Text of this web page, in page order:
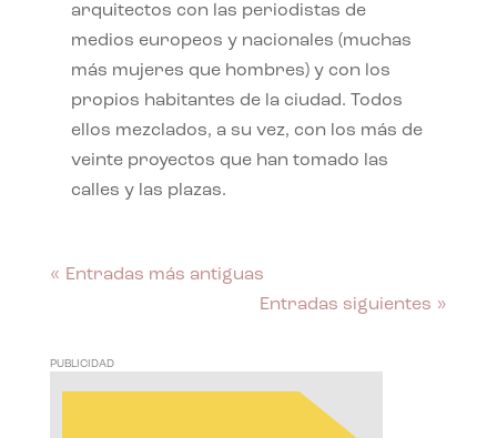
arquitectos con las periodistas de
medios europeos y nacionales (muchas
más mujeres que hombres) y con los
propios habitantes de la ciudad. Todos
ellos mezclados, a su vez, con los más de
veinte proyectos que han tomado las
calles y las plazas.
« Entradas más antiguas
Entradas siguientes »
PUBLICIDAD